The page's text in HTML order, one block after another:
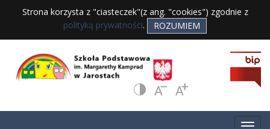
Strona korzysta z "ciasteczek"(z ang. "cookies") zgodnie z
polityką prywatności. ROZUMIEM